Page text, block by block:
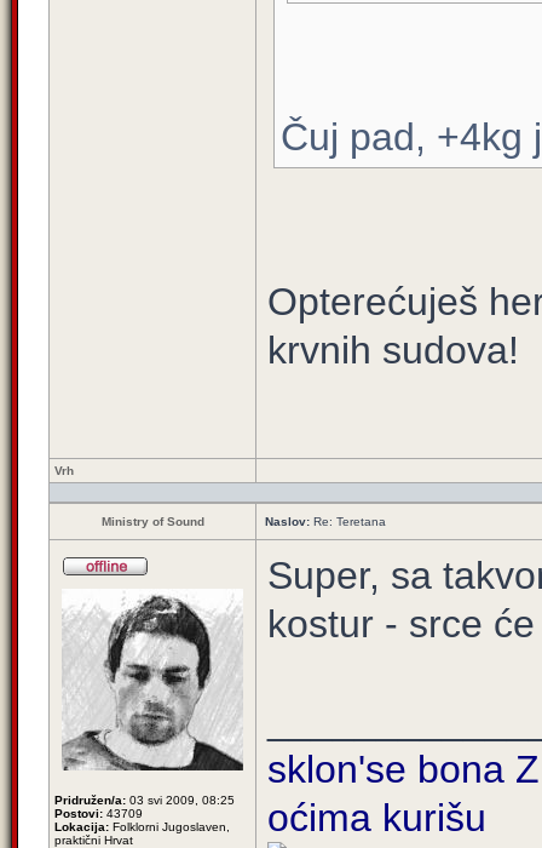
Čuj pad, +4kg
Opterećuješ
krvnih sudova!
Vrh
Ministry of Sound Naslov: Re: Teretana
Pridružen/a: 03 svi 2009, 08:25
Postovi: 43709
Lokacija: Folklorni Jugoslaven,
praktični Hrvat
Super, sa
kostur - srce
sklon'se bona
oćima kurišu